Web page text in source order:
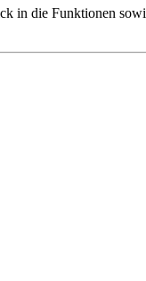
die Funktionen